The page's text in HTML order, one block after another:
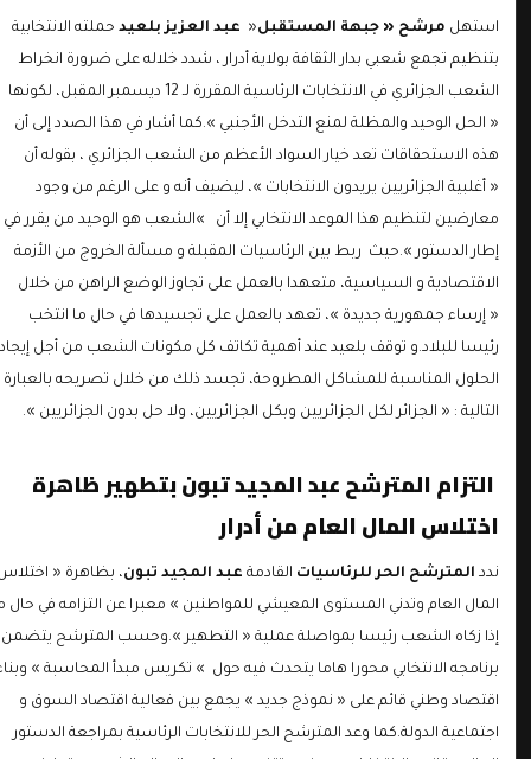
استهلمرشح « جبهة المستقبل«عبد العزيز بلعيدحملته الانتخابية
بتنظيم تجمع شعبي بدار الثقافة بولاية أدرار ، شدد خلاله على ضرورة انخراط
الشعب الجزائري في الانتخابات الرئاسية المقررة لـ 12 ديسمبر المقبل، لكونها
« الحل الوحيد والمظلة لمنع التدخل الأجنبي ».كما أشار في هذا الصدد إلى أن
هذه الاستحقاقات تعد خيار السواد الأعظم من الشعب الجزائري ، بقوله أن
« أغلبية الجزائريين يريدون الانتخابات »، ليضيف أنه و على الرغم من وجود
معارضين لتنظيم هذا الموعد الانتخابي إلا أن »الشعب هو الوحيد من يقرر في
إطار الدستور ».حيث ربط بين الرئاسيات المقبلة و مسألة الخروج من الأزمة
الاقتصادية و السياسية، متعهدا بالعمل على تجاوز الوضع الراهن من خلال
« إرساء جمهورية جديدة »، تعهد بالعمل على تجسيدها في حال ما انتخب
رئيسا للبلاد.و توقف بلعيد عند أهمية تكاتف كل مكونات الشعب من أجل إيجاد
الحلول المناسبة للمشاكل المطروحة، تجسد ذلك من خلال تصريحه بالعبارة
التالية : « الجزائر لكل الجزائريين وبكل الجزائريين، ولا حل بدون الجزائريين ».
التزام المترشح عبد المجيد تبون بتطهير ظاهرة
اختلاس المال العام من أدرار
المترشح الحر للرئاسياتالقادمةعبد المجيد تبون، بظاهرة « اختلاس
المال العام وتدني المستوى المعيشي للمواطنين » معبرا عن التزامه في حال ما
إذا زكاه الشعب رئيسا بمواصلة عملية « التطهير ».وحسب المترشح يتضمن
برنامجه الانتخابي محورا هاما يتحدث فيه حول » تكريس مبدأ المحاسبة » وبناء
اقتصاد وطني قائم على « نموذج جديد » يجمع بين فعالية اقتصاد السوق و
اجتماعية الدولة.كما وعد المترشح الحر للانتخابات الرئاسية بمراجعة الدستور